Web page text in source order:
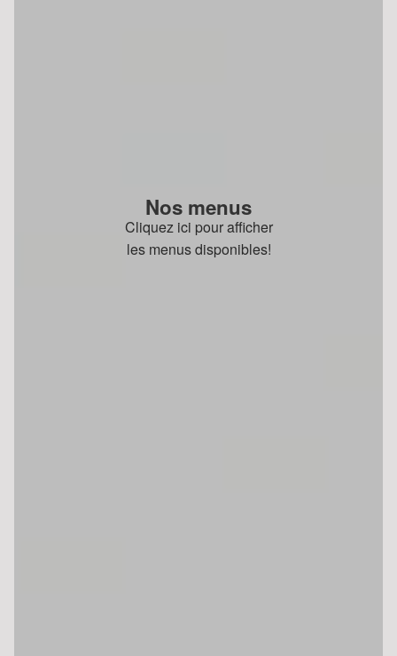
Nos menus
Cliquez ici pour afficher
les menus disponibles!